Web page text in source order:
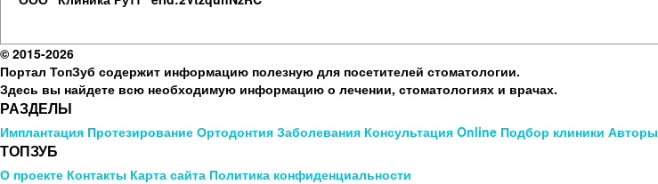
© 2015-2026
Портал ТопЗуб содержит информацию полезную для посетителей стоматологии.
Здесь вы найдете всю необходимую информацию о лечении, стоматологиях и врачах.
РАЗДЕЛЫ
Имплантация Протезирование Ортодонтия Заболевания Консультация Online Подбор клиники Авторы
ТОПЗУБ
О проекте Контакты Карта сайта Политика конфиденциальности